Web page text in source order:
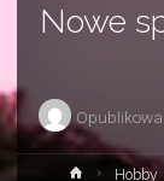
Nowe
StronaHobby